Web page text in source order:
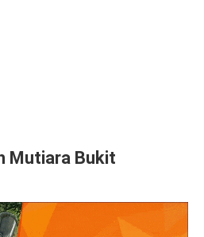
Mutiara Bukit